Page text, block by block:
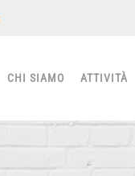
CHI SIAMO ATTIVITÀ